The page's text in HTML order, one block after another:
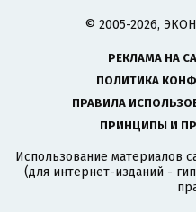
© 2005-2026,
РЕКЛАМА НА
ПОЛИТИКА
ПРАВИЛА
ПРИНЦИПЫ И
Использование материалов
(для интернет-изданий -